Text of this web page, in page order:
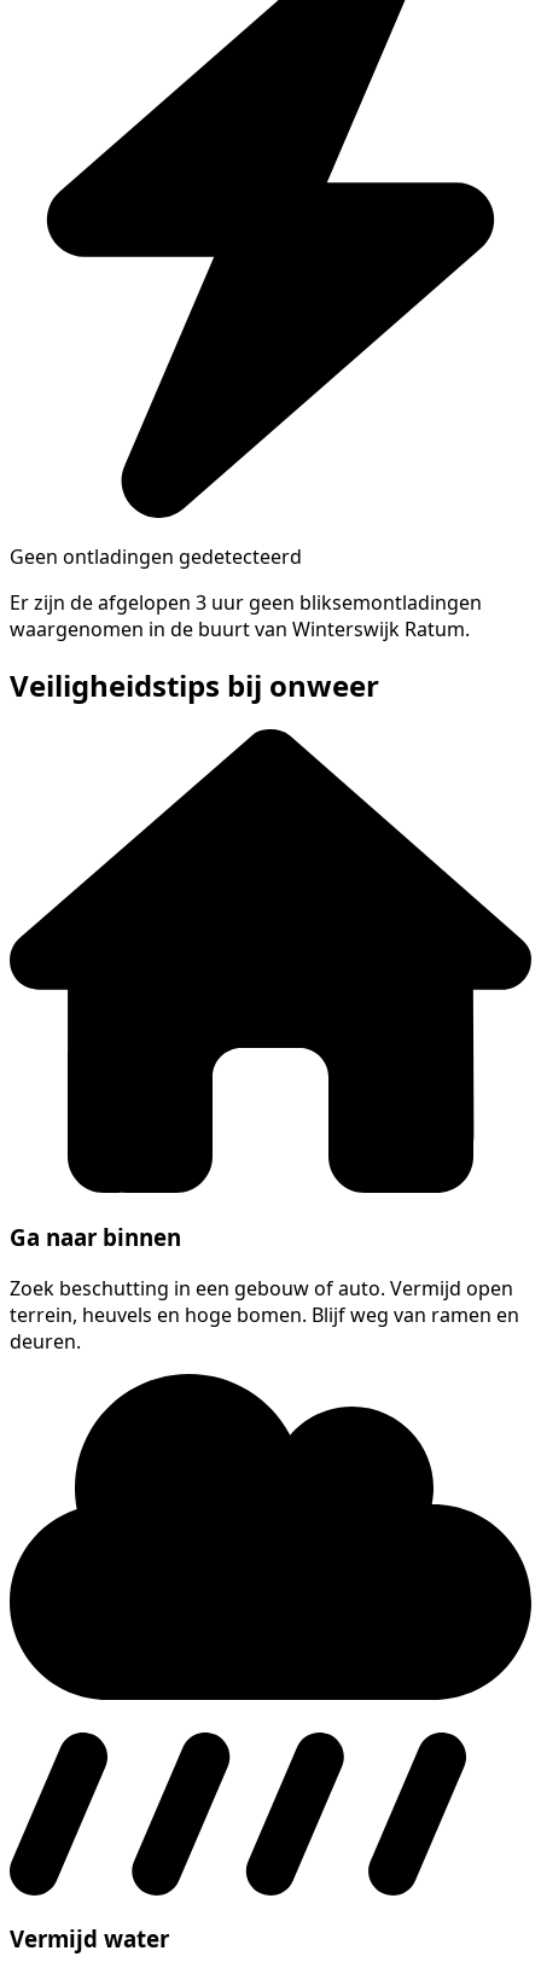
Geen ontladingen gedetecteerd
Er zijn de afgelopen 3 uur geen bliksemontladingen
waargenomen in de buurt van Winterswijk Ratum.
Veiligheidstips bij onweer
Ga naar binnen
Zoek beschutting in een gebouw of auto. Vermijd open
terrein, heuvels en hoge bomen. Blijf weg van ramen en
deuren.
Vermijd water